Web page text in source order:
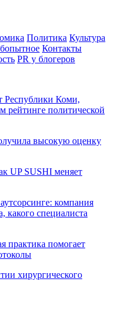
Политика Культура
Контакты
PR у блогеров
Республики Коми,
рейтинге политической
высокую оценку
UP SUSHI меняет
компания
какого специалиста
практика помогает
хирургического